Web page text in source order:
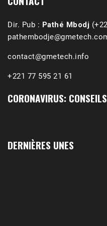
Dir. Pub : Pathé Mbodj
contact@gmetech.info
+221 77 595 21 61
CORONAVIRUS:
DERNIÈRES UNES